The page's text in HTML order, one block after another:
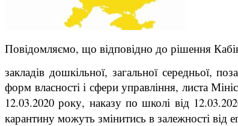
Повідомляємо, що відповідно до рішення
закладів дошкільної, загальної середньої,
форм власності і сфери управління, листа
12.03.2020 року, наказу по школі від
карантину можуть змінитись в залежності від